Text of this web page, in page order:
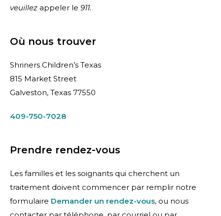
veuillez appeler le 911.
Où nous trouver
Shriners Children’s Texas
815 Market Street
Galveston, Texas 77550
409-750-7028
Prendre rendez-vous
Les familles et les soignants qui cherchent un
traitement doivent commencer par remplir notre
formulaire Demander un rendez-vous, ou nous